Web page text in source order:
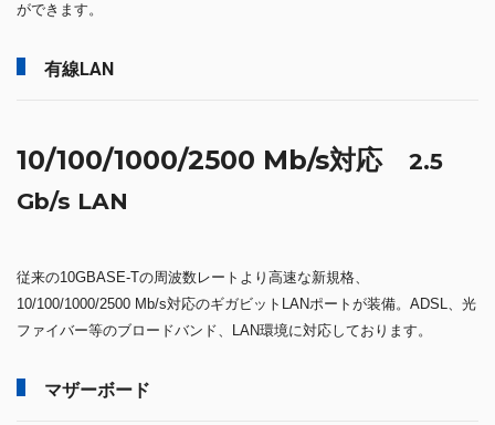
ができます。
有線LAN
10/100/1000/2500 Mb/s対応 2.5
Gb/s LAN
従来の10GBASE-Tの周波数レートより高速な新規格、
10/100/1000/2500 Mb/s対応のギガビットLANポートが装備。ADSL、光
ファイバー等のブロードバンド、LAN環境に対応しております。
マザーボード